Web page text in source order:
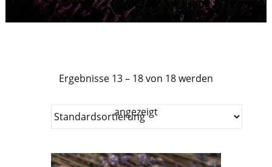
Ergebnisse 13 – 18 von 18 werden
angezeigt